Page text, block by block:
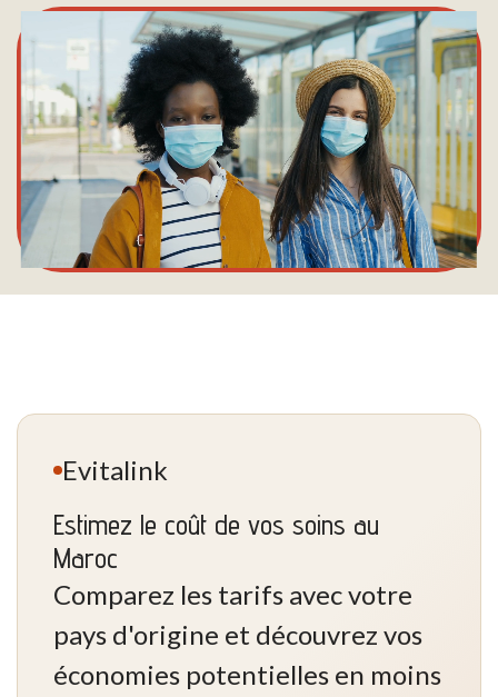
Evitalink
Estimez le coût de vos soins au
Maroc
Comparez les tarifs avec votre
pays d'origine et découvrez vos
économies potentielles en moins